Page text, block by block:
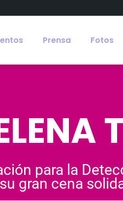
Prensa Fotos
para la
gran cena